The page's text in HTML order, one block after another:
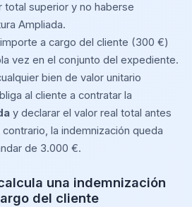
total superior y no haberse
Ampliada.
a cargo del cliente (300 €)
vez en el conjunto del expediente.
bien de valor unitario
al cliente a contratar la
y declarar el valor real total antes
la indemnización queda
de 3.000 €.
una indemnización
del cliente